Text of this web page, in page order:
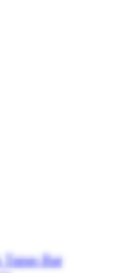
Tapas Bar